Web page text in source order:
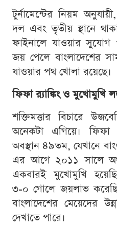
টুর্নামেন্টের নিয়ম
দল এবং তৃতীয় স্থানে
ফাইনালে যাওয়ার
জয় পেলে বাংলাদেশের
যাওয়ার পথ খোলা রয়েছে।
ফিফা র‍্যাঙ্কিং ও মুখোমুখি
শক্তিমত্তার বিচারে
অনেকটা এগিয়ে। ফিফা
অবস্থান ৪৯তম, যেখানে
এর আগে ২০১১ সালে
একবারই মুখোমুখি
৩-০ গোলে জয়লাভ
বাংলাদেশের মেয়েদের
দেখাতে পারে।